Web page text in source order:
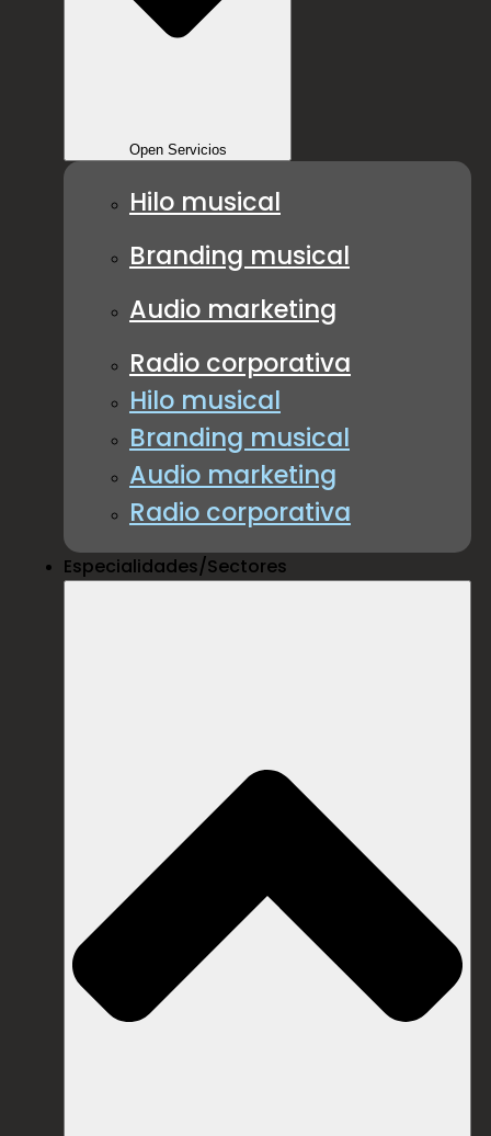
Open Servicios
Hilo musical
Branding musical
Audio marketing
Radio corporativa
Hilo musical
Branding musical
Audio marketing
Radio corporativa
Especialidades/Sectores